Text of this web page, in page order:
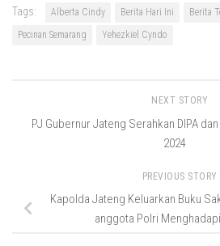
Tags: Alberta Cindy Berita Hari Ini Berita
Pecinan Semarang
Yehezkiel Cyndo
NEXT STORY
PJ Gubernur Jateng Serahkan DIPA
2024
PREVIOUS STORY
Kapolda Jateng Keluarkan Buku
anggota Polri